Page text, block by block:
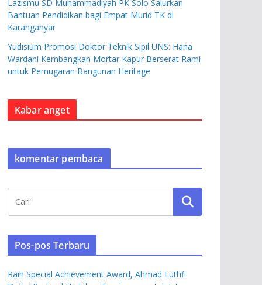
Lazismu SD Muhammadiyah PK Solo Salurkan
Bantuan Pendidikan bagi Empat Murid TK di
Karanganyar
Yudisium Promosi Doktor Teknik Sipil UNS: Hana
Wardani Kembangkan Mortar Kapur Berserat Rami
untuk Pemugaran Bangunan Heritage
Kabar anget
komentar pembaca
Pos-pos Terbaru
Raih Special Achievement Award, Ahmad Luthfi